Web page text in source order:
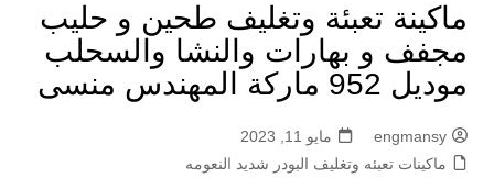
ماكينة تعبئة وتغليف طحين و حليب
مجفف و بهارات والنشا والسحلب
موديل 952 ماركة المهندس منسى
engmansy
مايو 11, 2023
ماكينات تعبئه وتغليف البودر شديد النعومه